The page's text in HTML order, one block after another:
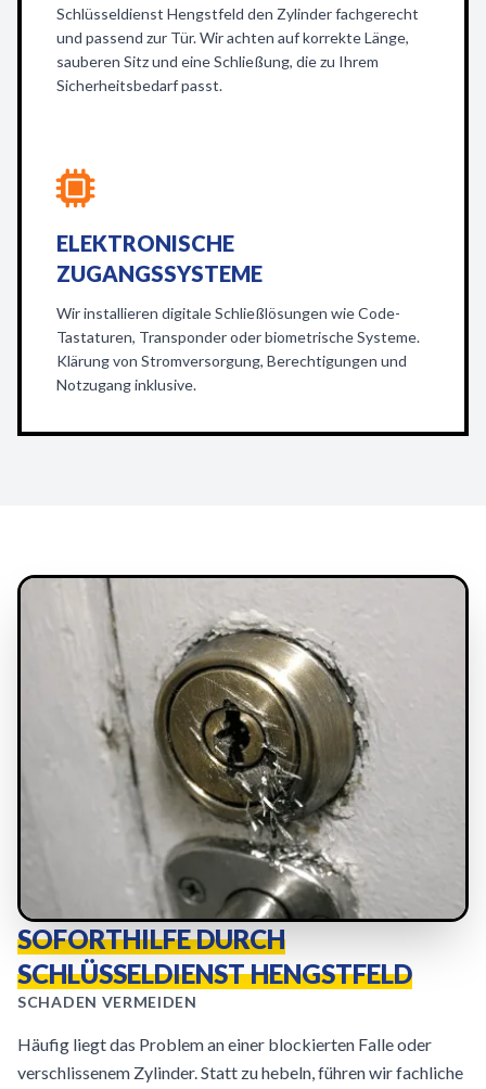
Schlüsseldienst Hengstfeld den Zylinder fachgerecht
und passend zur Tür. Wir achten auf korrekte Länge,
sauberen Sitz und eine Schließung, die zu Ihrem
Sicherheitsbedarf passt.
ELEKTRONISCHE
ZUGANGSSYSTEME
Wir installieren digitale Schließlösungen wie Code-
Tastaturen, Transponder oder biometrische Systeme.
Klärung von Stromversorgung, Berechtigungen und
Notzugang inklusive.
SOFORTHILFE DURCH
SCHLÜSSELDIENST HENGSTFELD
SCHADEN VERMEIDEN
Häufig liegt das Problem an einer blockierten Falle oder
verschlissenem Zylinder. Statt zu hebeln, führen wir fachliche